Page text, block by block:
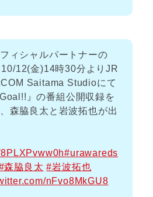
ィシャルパートナーの
12(金)14時30分よりJR
Saitama Studioにて
』の番組公開収録を
森脇良太と岩波拓也が出
#urawareds
森脇良太 #岩波拓也
nFvo8MkGU8